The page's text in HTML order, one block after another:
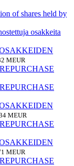
of shares held by
osakkeita
MEUR
MEUR
MEUR